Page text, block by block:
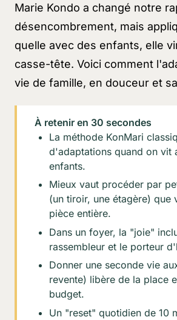
Marie Kondo a changé notre
désencombrement, mais
quelle avec des enfants, elle
casse-tête. Voici comment
vie de famille, en douceur et
À retenir en 30 secondes
La méthode KonMari
d'adaptations quand on vit
enfants.
Mieux vaut procéder par
(un tiroir, une étagère) que
pièce entière.
Dans un foyer, la "joie"
rassembleur et le porteur
Donner une seconde vie
revente) libère de la place
budget.
Un "reset" quotidien de 10